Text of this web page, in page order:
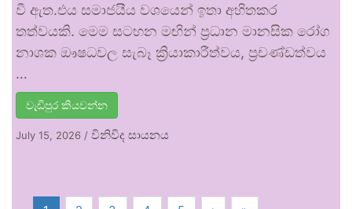
වී ඇත.එය සමාජයීය වශයෙන් ඉතා අහිතකර
තත්වයකි. මෙම සටහන මඟින් ප්‍රධාන මානසික රෝග
නාශක ඖෂධවල සැබෑ ක්‍රියාකාරීත්වය, ප්‍රචණ්ඩත්වය
…
වැඩිපුර කියවන්න
July 15, 2026 / විනිවිද සායනය